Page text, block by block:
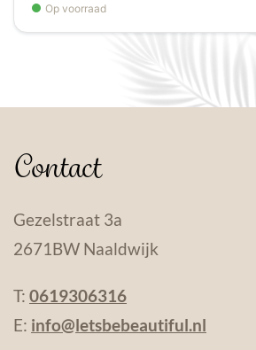
Op voorraad
Contact
Gezelstraat 3a
2671BW Naaldwijk
T: 0619306316
E: info@letsbebeautiful.nl